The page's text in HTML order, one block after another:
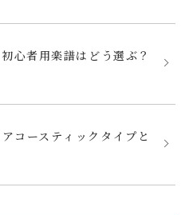
心者用楽譜はどう選ぶ？
コースティックタイプと